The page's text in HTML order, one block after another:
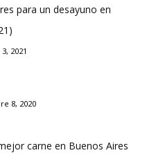
para un desayuno en
2021
8, 2020
carne en Buenos Aires